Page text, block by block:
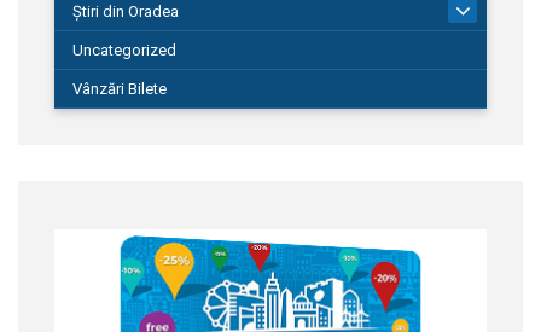
Știri din Oradea
Uncategorized
Vânzări Bilete